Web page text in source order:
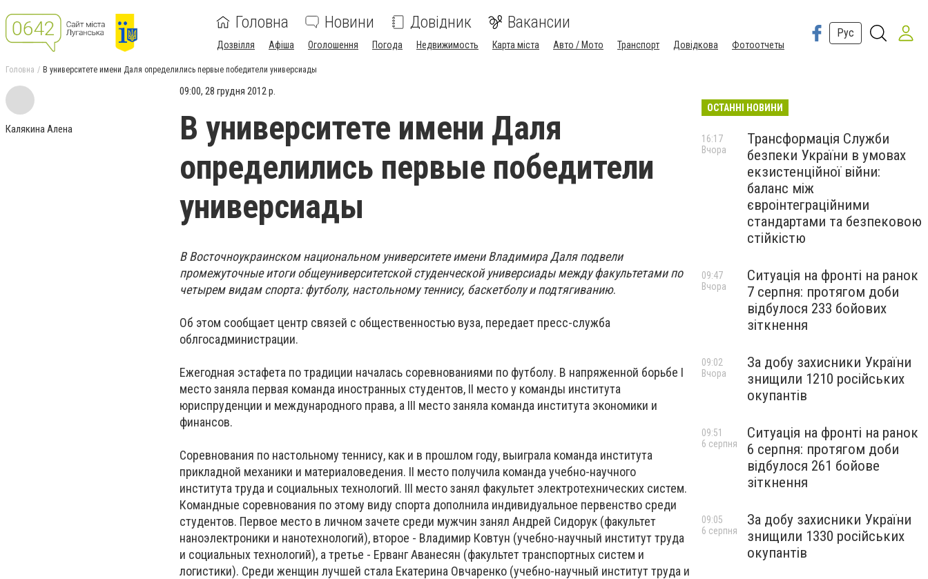
Головна Новини Довідник Вакансии
Дозвілля Афіша Оголошення Погода Недвижимость Карта міста Авто / Мото Транспорт Довідкова Фотоотчеты
Рус
Головна В университете имени Даля определились первые победители универсиады
Калякина Алена
09:00, 28 грудня 2012 р.
В университете имени Даля
определились первые победители
универсиады
В Восточноукраинском национальном университете имени Владимира Даля подвели
промежуточные итоги общеуниверситетской студенческой универсиады между факультетами по
четырем видам спорта: футболу, настольному теннису, баскетболу и подтягиванию.
Об этом сообщает центр связей с общественностью вуза, передает пресс-служба
облгосадминистрации.
Ежегодная эстафета по традиции началась соревнованиями по футболу. В напряженной борьбе I
место заняла первая команда иностранных студентов, II место у команды института
юриспруденции и международного права, а III место заняла команда института экономики и
финансов.
Соревнования по настольному теннису, как и в прошлом году, выиграла команда института
прикладной механики и материаловедения. II место получила команда учебно-научного
института труда и социальных технологий. III место занял факультет электротехнических систем.
Командные соревнования по этому виду спорта дополнила индивидуальное первенство среди
студентов. Первое место в личном зачете среди мужчин занял Андрей Сидорук (факультет
наноэлектроники и нанотехнологий), второе - Владимир Ковтун (учебно-научный институт труда
и социальных технологий), а третье - Ерванг Аванесян (факультет транспортных систем и
логистики). Среди женщин лучшей стала Екатерина Овчаренко (учебно-научный институт труда и
ОСТАННІ НОВИНИ
Трансформація Служби
безпеки України в умовах
екзистенційної війни:
баланс між
євроінтеграційними
стандартами та безпековою
стійкістю
16:17
Вчора
Ситуація на фронті на ранок
7 серпня: протягом доби
відбулося 233 бойових
зіткнення
09:47
Вчора
За добу захисники України
знищили 1210 російських
окупантів
09:02
Вчора
Ситуація на фронті на ранок
6 серпня: протягом доби
відбулося 261 бойове
зіткнення
09:51
6 серпня
За добу захисники України
знищили 1330 російських
окупантів
09:05
6 серпня